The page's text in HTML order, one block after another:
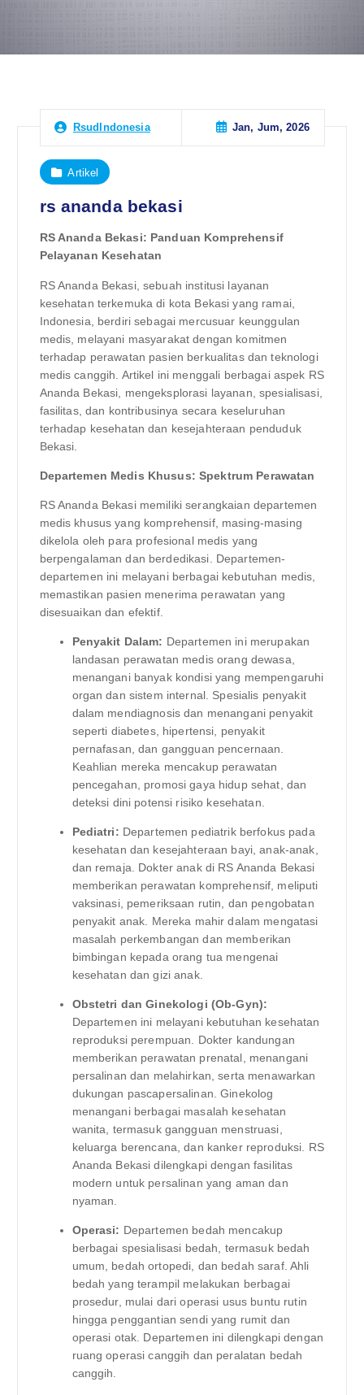
RsudIndonesia Jan, Jum, 2026
Artikel
rs ananda bekasi
RS Ananda Bekasi: Panduan Komprehensif
Pelayanan Kesehatan
RS Ananda Bekasi, sebuah institusi layanan
kesehatan terkemuka di kota Bekasi yang ramai,
Indonesia, berdiri sebagai mercusuar keunggulan
medis, melayani masyarakat dengan komitmen
terhadap perawatan pasien berkualitas dan teknologi
medis canggih. Artikel ini menggali berbagai aspek RS
Ananda Bekasi, mengeksplorasi layanan, spesialisasi,
fasilitas, dan kontribusinya secara keseluruhan
terhadap kesehatan dan kesejahteraan penduduk
Bekasi.
Departemen Medis Khusus: Spektrum Perawatan
RS Ananda Bekasi memiliki serangkaian departemen
medis khusus yang komprehensif, masing-masing
dikelola oleh para profesional medis yang
berpengalaman dan berdedikasi. Departemen-
departemen ini melayani berbagai kebutuhan medis,
memastikan pasien menerima perawatan yang
disesuaikan dan efektif.
Penyakit Dalam: Departemen ini merupakan
landasan perawatan medis orang dewasa,
menangani banyak kondisi yang mempengaruhi
organ dan sistem internal. Spesialis penyakit
dalam mendiagnosis dan menangani penyakit
seperti diabetes, hipertensi, penyakit
pernafasan, dan gangguan pencernaan.
Keahlian mereka mencakup perawatan
pencegahan, promosi gaya hidup sehat, dan
deteksi dini potensi risiko kesehatan.
Pediatri: Departemen pediatrik berfokus pada
kesehatan dan kesejahteraan bayi, anak-anak,
dan remaja. Dokter anak di RS Ananda Bekasi
memberikan perawatan komprehensif, meliputi
vaksinasi, pemeriksaan rutin, dan pengobatan
penyakit anak. Mereka mahir dalam mengatasi
masalah perkembangan dan memberikan
bimbingan kepada orang tua mengenai
kesehatan dan gizi anak.
Obstetri dan Ginekologi (Ob-Gyn):
Departemen ini melayani kebutuhan kesehatan
reproduksi perempuan. Dokter kandungan
memberikan perawatan prenatal, menangani
persalinan dan melahirkan, serta menawarkan
dukungan pascapersalinan. Ginekolog
menangani berbagai masalah kesehatan
wanita, termasuk gangguan menstruasi,
keluarga berencana, dan kanker reproduksi. RS
Ananda Bekasi dilengkapi dengan fasilitas
modern untuk persalinan yang aman dan
nyaman.
Operasi: Departemen bedah mencakup
berbagai spesialisasi bedah, termasuk bedah
umum, bedah ortopedi, dan bedah saraf. Ahli
bedah yang terampil melakukan berbagai
prosedur, mulai dari operasi usus buntu rutin
hingga penggantian sendi yang rumit dan
operasi otak. Departemen ini dilengkapi dengan
ruang operasi canggih dan peralatan bedah
canggih.